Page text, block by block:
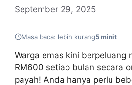
September 29, 2025
Masa baca: lebih kurang5 minit
Warga emas kini berpeluang
RM600 setiap bulan secara
payah! Anda hanya perlu